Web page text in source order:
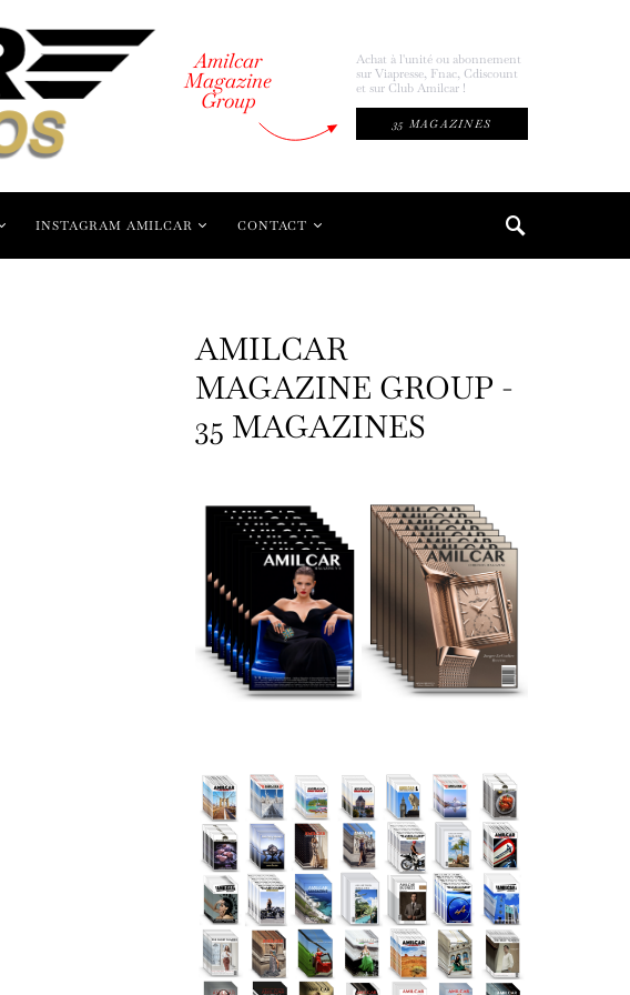
Amilcar
Magazine
Group
Achat à l'unité ou abonnement
sur Viapresse, Fnac, Cdiscount
et sur Club Amilcar !
35 MAGAZINES
INSTAGRAM AMILCAR CONTACT
AMILCAR
MAGAZINE GROUP -
35 MAGAZINES